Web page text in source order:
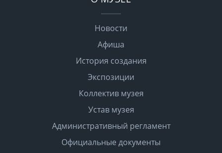
Новости
Афиша
История создания
Экспозиции
Коллектив музея
Устав музея
Административный регламент
Официальные документы